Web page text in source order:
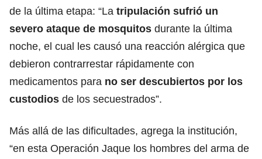
de la última etapa: “La tripulación sufrió un
severo ataque de mosquitos durante la última
noche, el cual les causó una reacción alérgica que
debieron contrarrestar rápidamente con
medicamentos para no ser descubiertos por los
custodios de los secuestrados”.
Más allá de las dificultades, agrega la institución,
“en esta Operación Jaque los hombres del arma de